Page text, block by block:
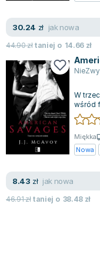
Agata Passent
Michel Moran
Maciej Orłoś
Jo Nesbo
Katarzyna Miller
Antoine de Saint
Lew Tołstoj
Mark Twain
Marcin Meller
ks. Piotr Pawlukiewicz
Jarosław Sokołowski
30.24 zł jak nowa
44.90złtaniej o 14.66 zł
W
wśród
Miękka
Nowa
8.43 zł jak nowa
46.91złtaniej o 38.48 zł